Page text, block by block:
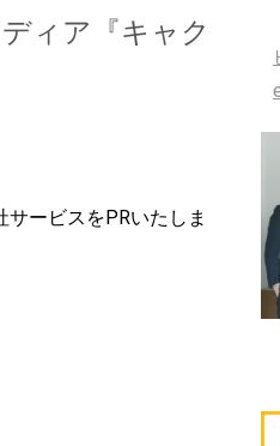
ィア『キャク
サービスをPRいたしま